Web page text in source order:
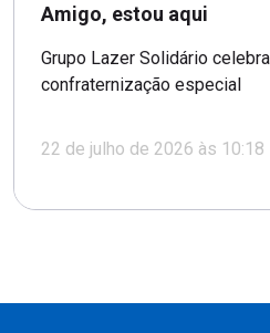
Amigo, estou aqui
Grupo Lazer Solidário
confraternização especial
22 de julho de 2026 às 10:18